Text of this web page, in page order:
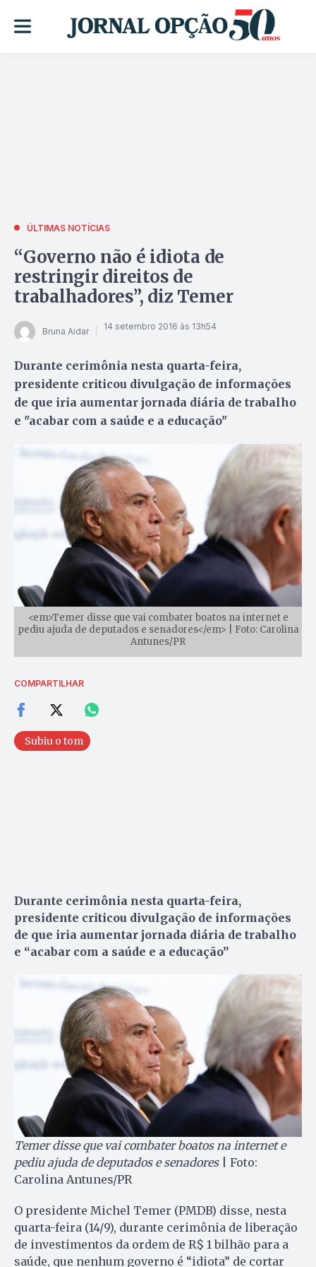
ÚLTIMAS NOTÍCIAS
“Governo não é idiota de
restringir direitos de
trabalhadores”, diz Temer
Bruna Aidar 14 setembro 2016 às 13h54
Durante cerimônia nesta quarta-feira,
presidente criticou divulgação de informações
de que iria aumentar jornada diária de trabalho
e "acabar com a saúde e a educação"
<em>Temer disse que vai combater boatos na internet e
pediu ajuda de deputados e senadores</em> | Foto: Carolina
Antunes/PR
COMPARTILHAR
Subiu o tom
Durante cerimônia nesta quarta-feira,
presidente criticou divulgação de informações
de que iria aumentar jornada diária de trabalho
e “acabar com a saúde e a educação”
Temer disse que vai combater boatos na internet e
pediu ajuda de deputados e senadores| Foto:
Carolina Antunes/PR
O presidente Michel Temer (PMDB) disse, nesta
quarta-feira (14/9), durante cerimônia de liberação
de investimentos da ordem de R$ 1 bilhão para a
saúde, que nenhum governo é “idiota” de cortar